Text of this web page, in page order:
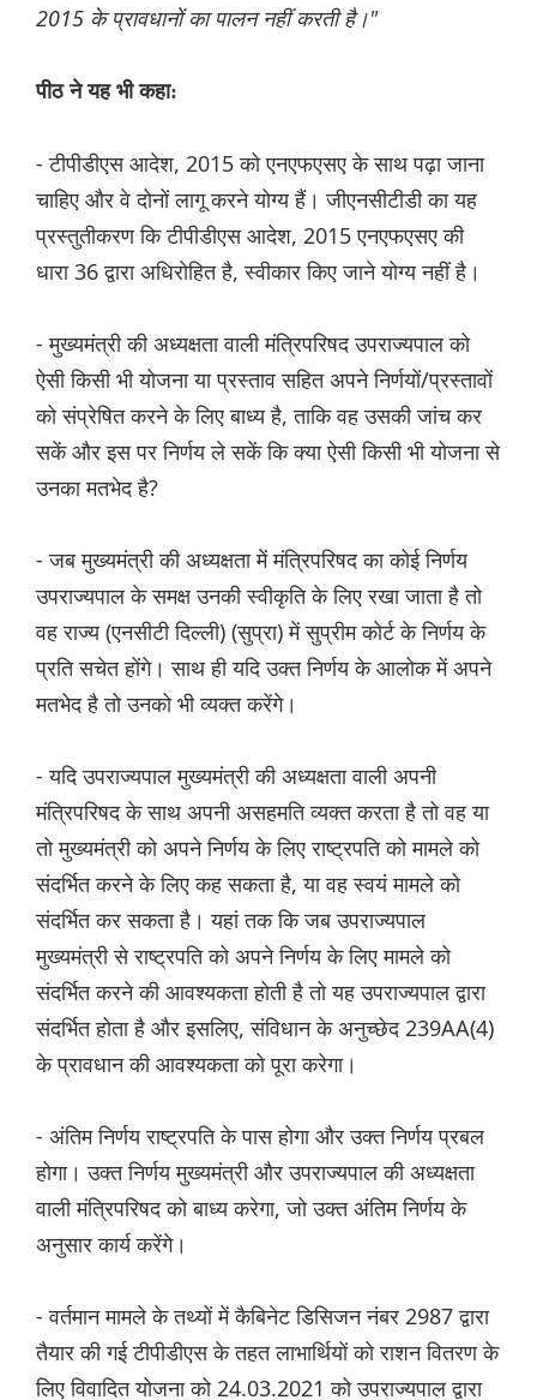
2015 के प्रावधानों का पालन नहीं करती है।"
पीठ ने यह भी कहा:
- टीपीडीएस आदेश, 2015 को एनएफएसए के साथ पढ़ा जाना
चाहिए और वे दोनों लागू करने योग्य हैं। जीएनसीटीडी का यह
प्रस्तुतीकरण कि टीपीडीएस आदेश, 2015 एनएफएसए की
धारा 36 द्वारा अधिरोहित है, स्वीकार किए जाने योग्य नहीं है।
- मुख्यमंत्री की अध्यक्षता वाली मंत्रिपरिषद उपराज्यपाल को
ऐसी किसी भी योजना या प्रस्ताव सहित अपने निर्णयों/प्रस्तावों
को संप्रेषित करने के लिए बाध्य है, ताकि वह उसकी जांच कर
सकें और इस पर निर्णय ले सकें कि क्या ऐसी किसी भी योजना से
उनका मतभेद है?
- जब मुख्यमंत्री की अध्यक्षता में मंत्रिपरिषद का कोई निर्णय
उपराज्यपाल के समक्ष उनकी स्वीकृति के लिए रखा जाता है तो
वह राज्य (एनसीटी दिल्ली) (सुप्रा) में सुप्रीम कोर्ट के निर्णय के
प्रति सचेत होंगे। साथ ही यदि उक्त निर्णय के आलोक में अपने
मतभेद है तो उनको भी व्यक्त करेंगे।
- यदि उपराज्यपाल मुख्यमंत्री की अध्यक्षता वाली अपनी
मंत्रिपरिषद के साथ अपनी असहमति व्यक्त करता है तो वह या
तो मुख्यमंत्री को अपने निर्णय के लिए राष्ट्रपति को मामले को
संदर्भित करने के लिए कह सकता है, या वह स्वयं मामले को
संदर्भित कर सकता है। यहां तक ​​​​कि जब उपराज्यपाल
मुख्यमंत्री से राष्ट्रपति को अपने निर्णय के लिए मामले को
संदर्भित करने की आवश्यकता होती है तो यह उपराज्यपाल द्वारा
संदर्भित होता है और इसलिए, संविधान के अनुच्छेद 239AA(4)
के प्रावधान की आवश्यकता को पूरा करेगा।
- अंतिम निर्णय राष्ट्रपति के पास होगा और उक्त निर्णय प्रबल
होगा। उक्त निर्णय मुख्यमंत्री और उपराज्यपाल की अध्यक्षता
वाली मंत्रिपरिषद को बाध्य करेगा, जो उक्त अंतिम निर्णय के
अनुसार कार्य करेंगे।
- वर्तमान मामले के तथ्यों में कैबिनेट डिसिजन नंबर 2987 द्वारा
तैयार की गई टीपीडीएस के तहत लाभार्थियों को राशन वितरण के
लिए विवादित योजना को 24.03.2021 को उपराज्यपाल द्वारा